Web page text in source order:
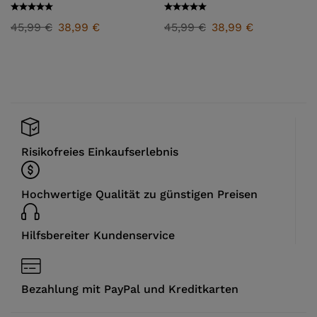
2025/26
45,99€ 38,99 €
2025/26
45,99€ 38,99 €
Risikofreies Einkaufserlebnis
Hochwertige Qualität zu günstigen Preisen
Hilfsbereiter Kundenservice
Bezahlung mit PayPal und Kreditkarten